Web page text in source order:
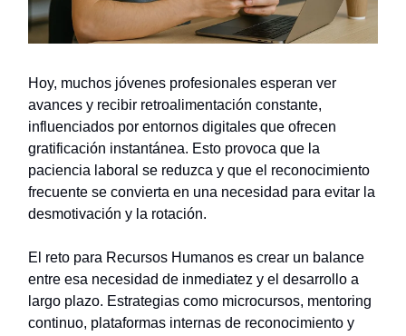
Hoy, muchos jóvenes profesionales esperan ver
avances y recibir retroalimentación constante,
influenciados por entornos digitales que ofrecen
gratificación instantánea. Esto provoca que la
paciencia laboral se reduzca y que el reconocimiento
frecuente se convierta en una necesidad para evitar la
desmotivación y la rotación.
El reto para Recursos Humanos es crear un balance
entre esa necesidad de inmediatez y el desarrollo a
largo plazo. Estrategias como microcursos, mentoring
continuo, plataformas internas de reconocimiento y